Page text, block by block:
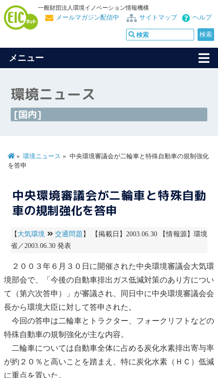
一般財団法人環境イノベーション情報機構
ヘルプ
サイトマップ
メールマガジン配信中
メニュー
環境ニュース
[国内]
環境ニュース
中央環境審議会が二輪車と特殊自動車の規制強化
を答申
中央環境審議会が二輪車と特殊自動
車の規制強化を答申
【 大気環境 交通問題 】 【掲載日】2003.06.30 【情報源】環境
省／2003.06.30 発表
２００３年６月３０日に開催された中央環境審議会大気環
境部会で、「 今後の自動車排出ガス低減対策のあり方につい
て（第六次答申）
」が審議され、同日中に中央環境審議会会
長から環境大臣に対して答申された。
今回の答申は二輪車とトラクター、フォークリフトなどの
特殊自動車の規制強化が主な内容。
二輪車については自動車全体に占める炭化水素排出寄与率
が約２０％と高いことを踏まえ、特に炭化水素（ＨＣ）低減
に重点を置いた。